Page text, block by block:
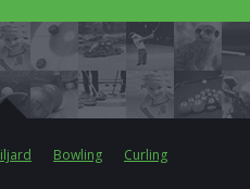
Bowling Curling